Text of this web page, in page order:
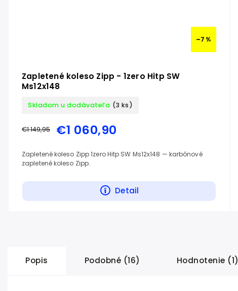
–7 %
Zapletené koleso Zipp - 1zero Hitp SW
Ms12x148
Skladom u dodávateľa (3 ks)
€1 149,95 €1 060,90
Detail
Zapletené koleso Zipp 1zero Hitp SW Ms12x148 — karbónové
zapletené koleso Zipp.
Popis Podobné (16) Hodnotenie (1)